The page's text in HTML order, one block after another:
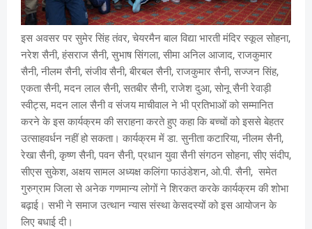
इस अवसर पर सुमेर सिंह तंवर, चेयरमैन बाल विद्या भारती मंदिर स्कूल सोहना,
नरेश सैनी, हंसराज सैनी, सुभाष सिंगला, सीमा अनिल आजाद, राजकुमार
सैनी, नीलम सैनी, संजीव सैनी, बीरबल सैनी, राजकुमार सैनी, सज्जन सिंह,
एकता सैनी, मदन लाल सैनी, सतबीर सैनी, राजेश दुआ, सोनू सैनी रेवाड़ी
स्वीट्स, मदन लाल सैनी व संजय माचीवाल ने भी प्रतिभाओं को सम्मानित
करने के इस कार्यक्रम की सराहना करते हुए कहा कि बच्चों को इससे बेहतर
उत्साहवर्धन नहीं हो सकता। कार्यक्रम में डा. सुनीता कटारिया, नीलम सैनी,
रेखा सैनी, कृष्ण सैनी, पवन सैनी, प्रधान युवा सैनी संगठन सोहना, सीए संदीप,
सीएस सुकेश, अक्षय सामल अध्यक्ष कलिंगा फाउंडेशन, ओ.पी. सैनी, समेत
गुरुग्राम जिला से अनेक गणमान्य लोगों ने शिरकत करके कार्यक्रम की शोभा
बढ़ाई। सभी ने समाज उत्थान न्यास संस्था केसदस्यों को इस आयोजन के
लिए बधाई दी।